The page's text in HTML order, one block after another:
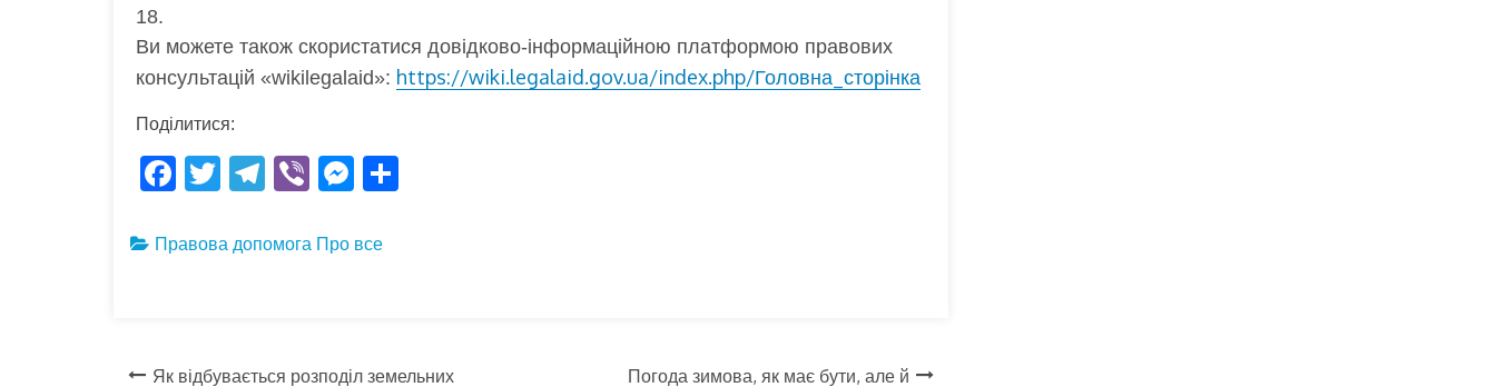
18.
Ви можете також скористатися довідково-інформаційною платформою правових
консультацій «wikilegalaid»: https://wiki.legalaid.gov.ua/index.php/Головна_сторінка
Поділитися:
F
e
T
itt
T
e
Vi
er
M
se
Правова допомога Про все
Навігація
Як відбувається розподіл земельних Погода зимова, як має бути, але й